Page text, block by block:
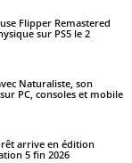
Flipper Remastered
sur PS5 le 2
Naturaliste, son
PC, consoles et mobile
arrive en édition
5 fin 2026